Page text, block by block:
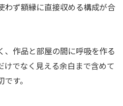
わず額縁に直接収める構成が合
、作品と部屋の間に呼吸を作る
けでなく見える余白まで含めて
す。